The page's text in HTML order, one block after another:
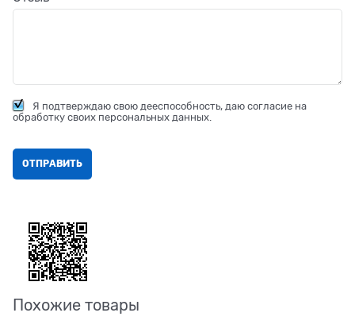
Я подтверждаю свою дееспособность, даю согласие на
обработку своих персональных данных.
Похожие товары